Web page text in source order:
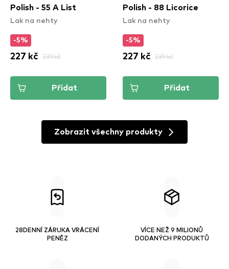
Polish - 55 A List
Lak na nehty
-5%
227 kč 239 kč
Přidat
Polish - 88 Licorice
Lak na nehty
-5%
227 kč 239 kč
Přidat
Zobrazit všechny produkty
28DENNÍ ZÁRUKA VRÁCENÍ
PENĚZ
VÍCE NEŽ 9 MILIONŮ
DODANÝCH PRODUKTŮ